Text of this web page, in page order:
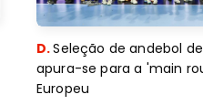
D.Seleção de andebol
apura-se para a 'main
Europeu